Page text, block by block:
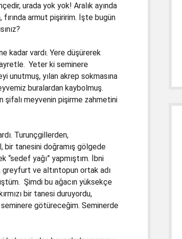
urada yok yok! Aralık ayında
armut pişiririm. İşte bugün
kadar vardı. Yere düşürerek
Yeter ki seminere
unutmuş, yılan akrep sokmasına
buralardan kaybolmuş.
şifalı meyvenin pişirme zahmetini
Turunçgillerden,
bir tanesini doğramış gölgede
yağı” yapmıştım. İbni
greyfurt ve altıntopun ortak adı
Şimdi bu ağacın yüksekçe
bir tanesi duruyordu,
götüreceğim. Seminerde